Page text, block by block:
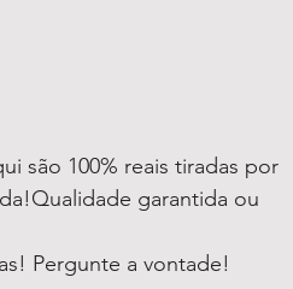
são 100% reais tiradas por
garantida ou
Pergunte a vontade!